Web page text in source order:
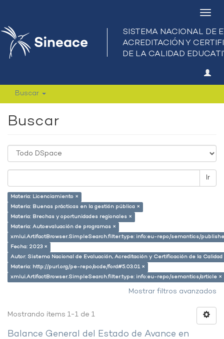
Buscar
Buscar
Ir
Materia: Licenciamiento ×
Materia: Buenas prácticas en la gestión pública ×
Materia: Brechas y oportunidades regionales ×
Materia: Autoevaluación de programas ×
xmlui.ArtifactBrowser.SimpleSearch.filter.type: info:eu-repo/semantics/
Fecha: 2023 ×
Autor: Sistema Nacional de Evaluación, Acreditación y Certificación de la
Materia: http://purl.org/pe-repo/ocde/ford#5.03.01 ×
xmlui.ArtifactBrowser.SimpleSearch.filter.type: info:eu-repo/semantics/article ×
Mostrar filtros avanzados
Mostrando ítems 1-1 de 1
Balance General del Estado de Avance en